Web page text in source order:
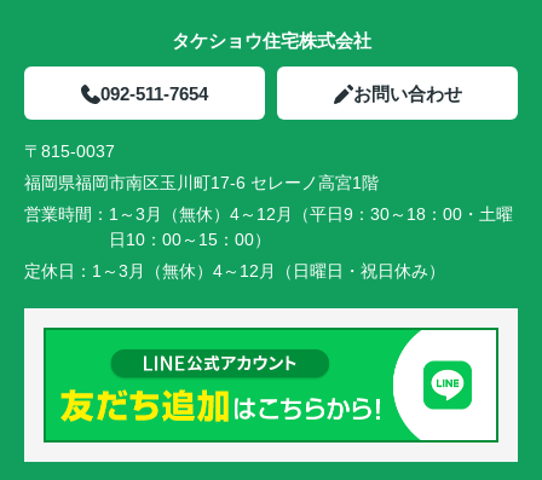
タケショウ住宅株式会社
092-511-7654 お問い合わせ
〒815-0037
福岡県福岡市南区玉川町17-6 セレーノ高宮1階
営業時間： 1～3月（無休）4～12月（平日9：30～18：00・土曜
日10：00～15：00）
定休日： 1～3月（無休）4～12月（日曜日・祝日休み）